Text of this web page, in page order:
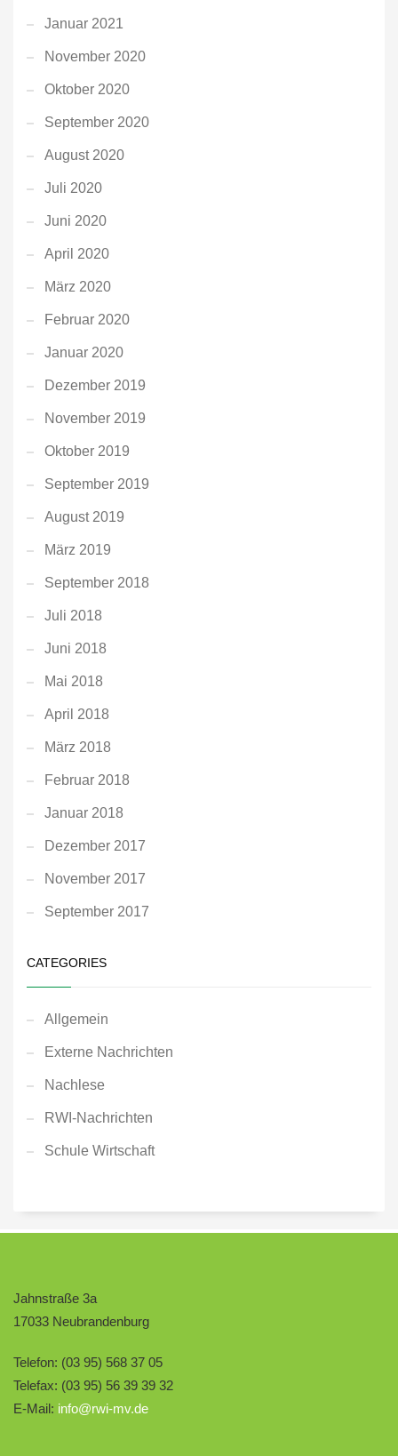
Januar 2021
November 2020
Oktober 2020
September 2020
August 2020
Juli 2020
Juni 2020
April 2020
März 2020
Februar 2020
Januar 2020
Dezember 2019
November 2019
Oktober 2019
September 2019
August 2019
März 2019
September 2018
Juli 2018
Juni 2018
Mai 2018
April 2018
März 2018
Februar 2018
Januar 2018
Dezember 2017
November 2017
September 2017
CATEGORIES
Allgemein
Externe Nachrichten
Nachlese
RWI-Nachrichten
Schule Wirtschaft
Jahnstraße 3a
17033 Neubrandenburg
Telefon: (03 95) 568 37 05
Telefax: (03 95) 56 39 39 32
E-Mail: info@rwi-mv.de